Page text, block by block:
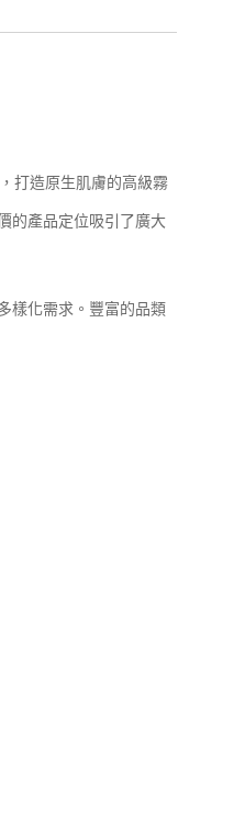
打造原生肌膚的高級霧
的產品定位吸引了廣大
樣化需求。豐富的品類